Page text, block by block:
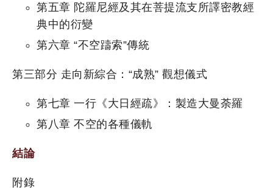
第五章 陀羅尼經及其在菩提流支所譯密教經
典中的衍變
第六章 “不空躊索”傳統
第三部分 走向新綜合：“成熟” 觀想儀式
第七章 一行《大日經疏》：製造大曼荼羅
第八章 不空的各種儀軌
結論
附錄